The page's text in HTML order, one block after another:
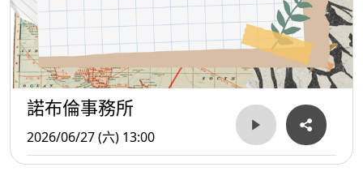
諾布倫事務所
2026/06/27 (六) 13:00